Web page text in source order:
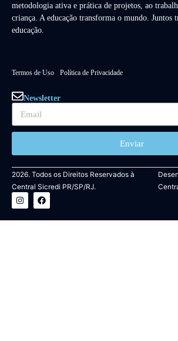
metodologia ativa e prática de projetos, ao
criança. A educação transforma o mundo. Juntos
educação.
Termos de Uso Política de Privacidade
Newsletter
Enviar
2026. Todos os Direitos Reservados à
Central Sicredi PR/SP/RJ.